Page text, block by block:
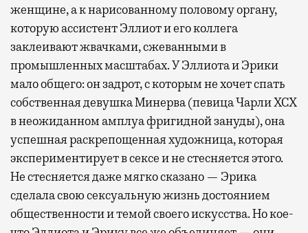
женщине, а к нарисованному половому органу,
которую ассистент Эллиот и его коллега
заклеивают жвачками, сжеванными в
промышленных масштабах. У Эллиота и Эрики
мало общего: он задрот, с которым не хочет спать
собственная девушка Минерва (певица Чарли XCX
в неожиданном амплуа фригидной зануды), она
успешная раскрепощенная художница, которая
экспериментирует в сексе и не стесняется этого.
Не стесняется даже мягко сказано — Эрика
сделала свою сексуальную жизнь достоянием
общественности и темой своего искусства. Но кое-